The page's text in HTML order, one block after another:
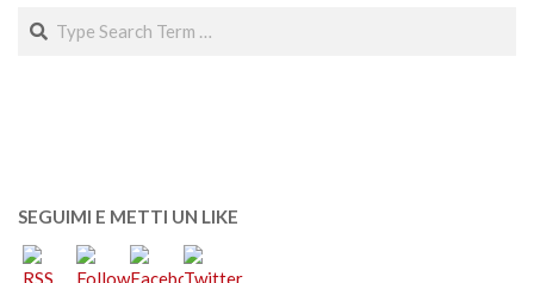
Search
SEGUIMI E METTI UN LIKE